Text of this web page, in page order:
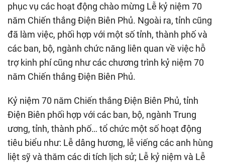
phục vụ các hoạt động chào mừng Lễ kỷ niệm 70
năm Chiến thắng Điện Biên Phủ. Ngoài ra, tỉnh cũng
đã làm việc, phối hợp với một số tỉnh, thành phố và
các ban, bộ, ngành chức năng liên quan về việc hỗ
trợ kinh phí cũng như các chương trình kỷ niệm 70
năm Chiến thắng Điện Biên Phủ.
Kỷ niệm 70 năm Chiến thắng Điện Biên Phủ, tỉnh
Điện Biên phối hợp với các ban, bộ, ngành Trung
ương, tỉnh, thành phố… tổ chức một số hoạt động
tiêu biểu như: Lễ dâng hương, lễ viếng các anh hùng
liệt sỹ và thăm các di tích lịch sử; Lễ kỷ niệm và Lễ